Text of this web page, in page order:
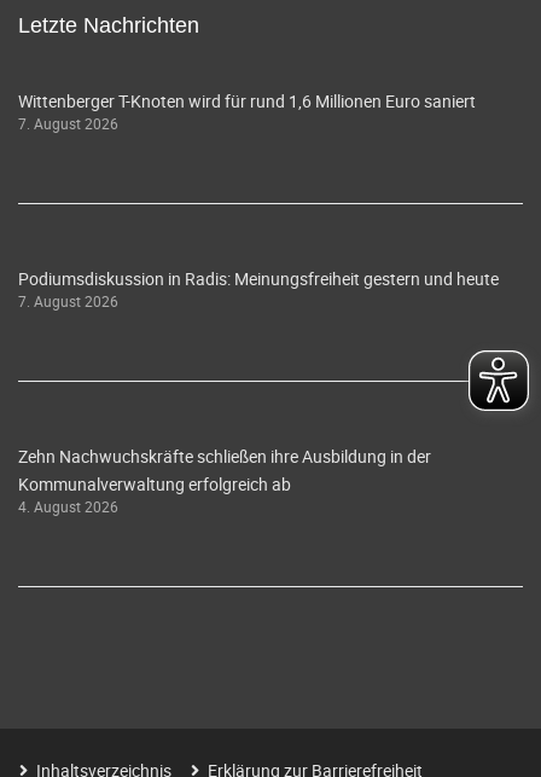
Letzte Nachrichten
Wittenberger T-Knoten wird für rund 1,6 Millionen Euro saniert
7. August 2026
Podiumsdiskussion in Radis: Meinungsfreiheit gestern und heute
7. August 2026
Zehn Nachwuchskräfte schließen ihre Ausbildung in der
Kommunalverwaltung erfolgreich ab
4. August 2026
Inhaltsverzeichnis Erklärung zur Barrierefreiheit